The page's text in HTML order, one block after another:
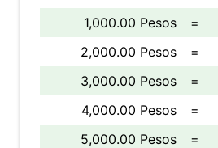
1,000.00 Pesos =
2,000.00 Pesos
=
3,000.00 Pesos
=
4,000.00 Pesos
=
5,000.00 Pesos
=